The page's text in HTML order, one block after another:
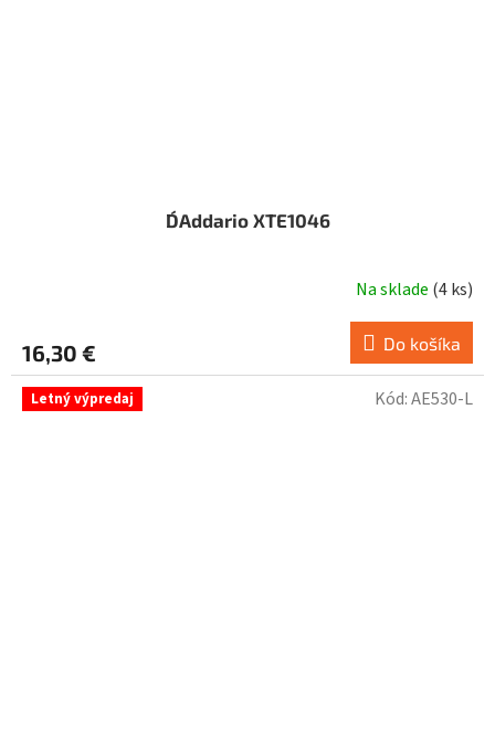
D´Addario XTE1046
Na sklade (4 ks)
16,30 € Do košíka
Letný výpredaj Kód:AE530-L